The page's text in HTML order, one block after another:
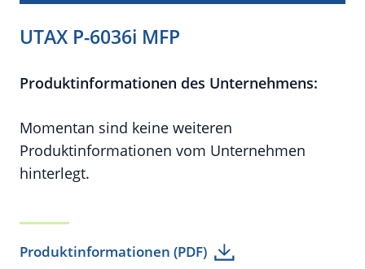
UTAX P-6036i MFP
Produktinformationen des Unternehmens:
Momentan sind keine weiteren
Produktinformationen vom Unternehmen
hinterlegt.
Produktinformationen (PDF)